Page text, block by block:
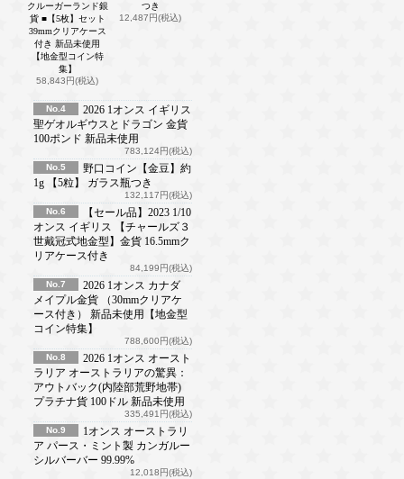
クルーガーランド銀
貨 ■【5枚】セット
39mmクリアケース
付き 新品未使用
【地金型コイン特
集】
58,843円(税込)
つき
12,487円(税込)
No.4
2026 1オンス イギリス
聖ゲオルギウスとドラゴン 金貨
100ポンド 新品未使用
783,124円(税込)
No.5
野口コイン【金豆】約
1g 【5粒】 ガラス瓶つき
132,117円(税込)
No.6
【セール品】2023 1/10
オンス イギリス 【チャールズ３
世戴冠式地金型】金貨 16.5mmク
リアケース付き
84,199円(税込)
No.7
2026 1オンス カナダ
メイプル金貨 （30mmクリアケ
ース付き） 新品未使用【地金型
コイン特集】
788,600円(税込)
No.8
2026 1オンス オースト
ラリア オーストラリアの驚異：
アウトバック(内陸部荒野地帯)
プラチナ貨 100ドル 新品未使用
335,491円(税込)
No.9
1オンス オーストラリ
ア パース・ミント製 カンガルー
シルバーバー 99.99%
12,018円(税込)